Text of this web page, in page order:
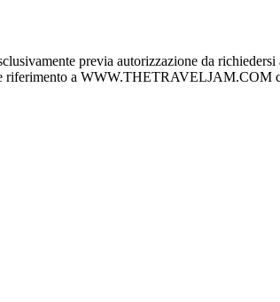
previa autorizzazione da
riferimento a